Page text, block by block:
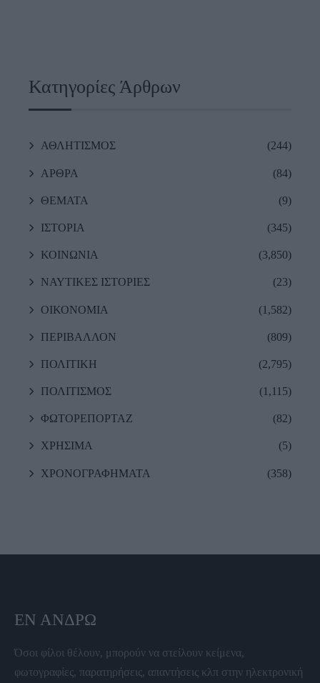
Κατηγορίες Άρθρων
ΑΘΛΗΤΙΣΜΟΣ (244)
ΑΡΘΡΑ (84)
ΘΕΜΑΤΑ (9)
ΙΣΤΟΡΙΑ (345)
ΚΟΙΝΩΝΙΑ (3,850)
ΝΑΥΤΙΚΕΣ ΙΣΤΟΡΙΕΣ (23)
ΟΙΚΟΝΟΜΙΑ (1,582)
ΠΕΡΙΒΑΛΛΟΝ (809)
ΠΟΛΙΤΙΚΗ (2,795)
ΠΟΛΙΤΙΣΜΟΣ (1,115)
ΦΩΤΟΡΕΠΟΡΤΑΖ (82)
ΧΡΗΣΙΜΑ (5)
ΧΡΟΝΟΓΡΑΦΗΜΑΤΑ (358)
ΕΝ ΆΝΔΡΩ
Όσοι φίλοι θέλουν, μπορούν να στείλουν κείμενα,
φωτογραφίες, παρατηρήσεις, απαντήσεις κλπ στην ηλεκτρονική